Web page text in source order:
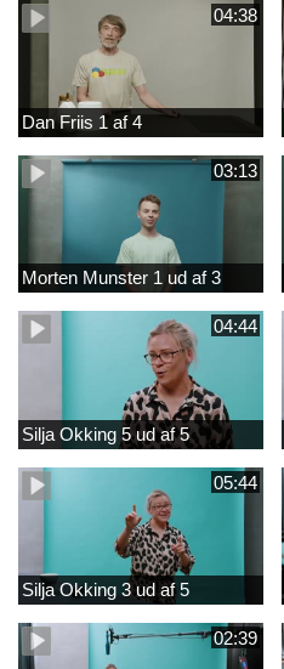
04:38
Dan Friis 1 af 4
03:13
Morten Munster 1 ud af 3
04:44
Silja Okking 5 ud af 5
05:44
Silja Okking 3 ud af 5
02:39